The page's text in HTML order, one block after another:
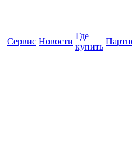
Сервис Новости
Где
купить